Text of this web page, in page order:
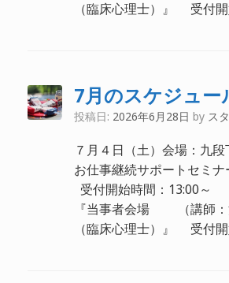
（臨床心理士）』 受付
7月のスケジュー
投稿日: 2026年6月28日 by ス
７月４日（土）会場：九
お仕事継続サポートセミナ
受付開始時間：13:00
『当事者会場 （講師：
（臨床心理士）』 受付